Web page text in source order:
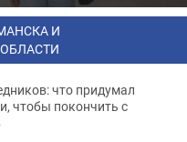
И
что придумал
чтобы покончить с